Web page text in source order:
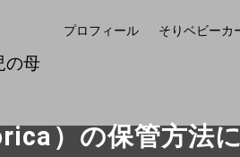
の母
プロフィール そりベビーカ
）の保管方法